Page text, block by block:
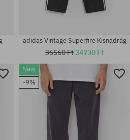
Elérhető méretek:
30; 34; 36
adidas Vintage Superfire Kisnadrág
36560 Ft34730 Ft
New
-9%